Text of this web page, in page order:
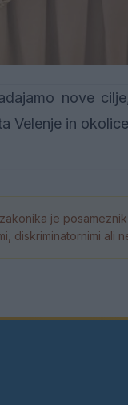
nove
Velenje in
je
diskriminatornimi ali